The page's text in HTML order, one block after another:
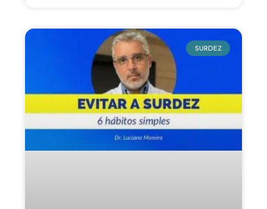
SURDEZ